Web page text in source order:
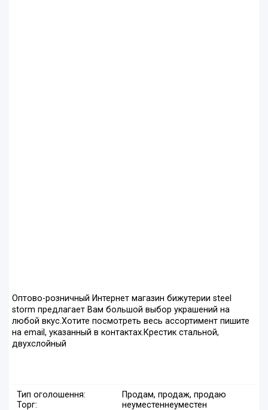
Оптово-розничный Интернет магазин бижутерии steel
storm предлагает Вам большой выбор украшений на
любой вкус.Хотите посмотреть весь ассортимент пишите
на еmail, указанный в контактах.Крестик стальной,
двухслойный
Тип оголошення:
Продам, продаж, продаю
Торг:
неуместеннеуместен